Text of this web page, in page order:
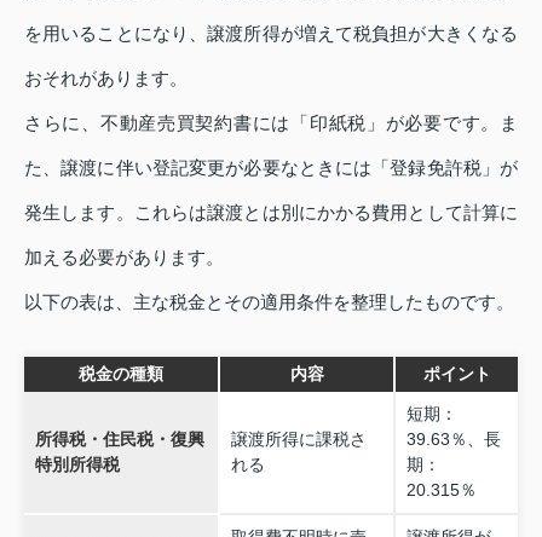
を用いることになり、譲渡所得が増えて税負担が大きくなる
おそれがあります。
さらに、不動産売買契約書には「印紙税」が必要です。ま
た、譲渡に伴い登記変更が必要なときには「登録免許税」が
発生します。これらは譲渡とは別にかかる費用として計算に
加える必要があります。
以下の表は、主な税金とその適用条件を整理したものです。
税金の種類 内容 ポイント
所得税・住民税・復興
特別所得税
譲渡所得に課税さ
れる
短期：
39.63％、長
期：
20.315％